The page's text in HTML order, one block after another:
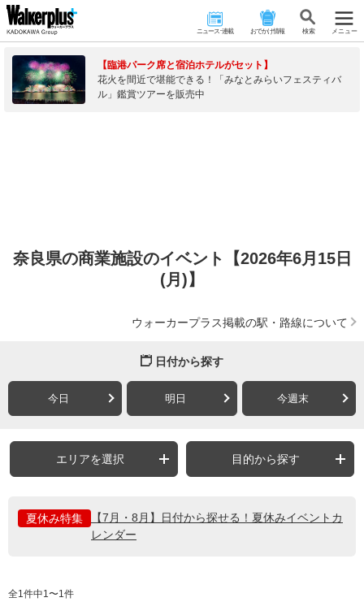
ニュース･連載 おでかけ情報 検 索 メニュー
【臨港パーク席と宿泊ホテルがセット】
花火を間近で堪能できる！「みなとみらいフェスティバ
ル」鑑賞ツアーを販売中
奈良県の商業施設のイベント【2026年6月15日
(月)】
ウォーカープラス掲載の駅・路線について
日付から探す
今日 明日 今週末
エリアを選択 目的から探す
夏休み特集
【7月・8月】日付から探せる！夏休みイベントカ
レンダー
全1件中1〜1件